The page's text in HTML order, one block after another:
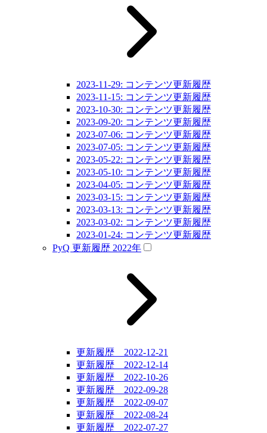
2023-11-29: コンテンツ更新履歴
2023-11-15: コンテンツ更新履歴
2023-10-30: コンテンツ更新履歴
2023-09-20: コンテンツ更新履歴
2023-07-06: コンテンツ更新履歴
2023-07-05: コンテンツ更新履歴
2023-05-22: コンテンツ更新履歴
2023-05-10: コンテンツ更新履歴
2023-04-05: コンテンツ更新履歴
2023-03-15: コンテンツ更新履歴
2023-03-13: コンテンツ更新履歴
2023-03-02: コンテンツ更新履歴
2023-01-24: コンテンツ更新履歴
PyQ 更新履歴 2022年
更新履歴 2022-12-21
更新履歴 2022-12-14
更新履歴 2022-10-26
更新履歴 2022-09-28
更新履歴 2022-09-07
更新履歴 2022-08-24
更新履歴 2022-07-27